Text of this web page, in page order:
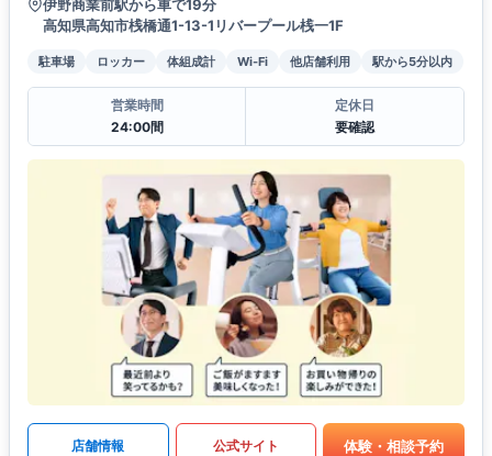
伊野商業前駅から車で19分
高知県高知市桟橋通1-13-1リバープール桟一1F
駐車場 ロッカー 体組成計 Wi-Fi 他店舗利用 駅から5分以内
営業時間
24:00間
定休日
要確認
店舗情報 公式サイト 体験・相談予約